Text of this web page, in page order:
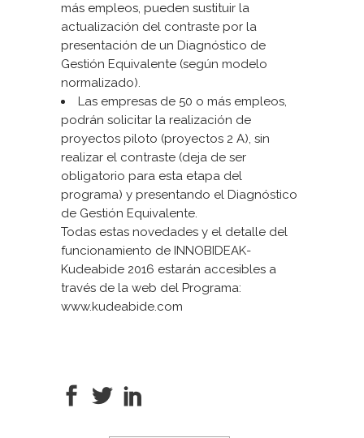
más empleos, pueden sustituir la
actualización del contraste por la
presentación de un Diagnóstico de
Gestión Equivalente (según modelo
normalizado).
Las empresas de 50 o más empleos,
podrán solicitar la realización de
proyectos piloto (proyectos 2 A), sin
realizar el contraste (deja de ser
obligatorio para esta etapa del
programa) y presentando el Diagnóstico
de Gestión Equivalente.
Todas estas novedades y el detalle del
funcionamiento de INNOBIDEAK-
Kudeabide 2016 estarán accesibles a
través de la web del Programa:
www.kudeabide.com